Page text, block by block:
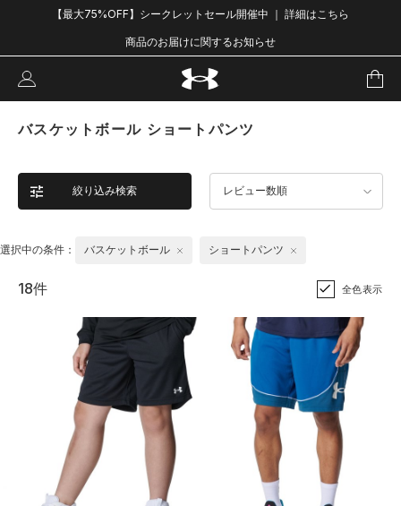
【最大75%OFF】シークレットセール開催中 ｜ 詳細はこちら
商品のお届けに関するお知らせ
バスケットボール ショートパンツ
絞り込み検索 レビュー数順
選択中の条件： バスケットボール ショートパンツ
18件 全色表示